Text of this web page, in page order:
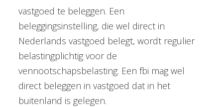
vastgoed te beleggen. Een
beleggingsinstelling, die wel direct in
Nederlands vastgoed belegt, wordt regulier
belastingplichtig voor de
vennootschapsbelasting. Een fbi mag wel
direct beleggen in vastgoed dat in het
buitenland is gelegen.